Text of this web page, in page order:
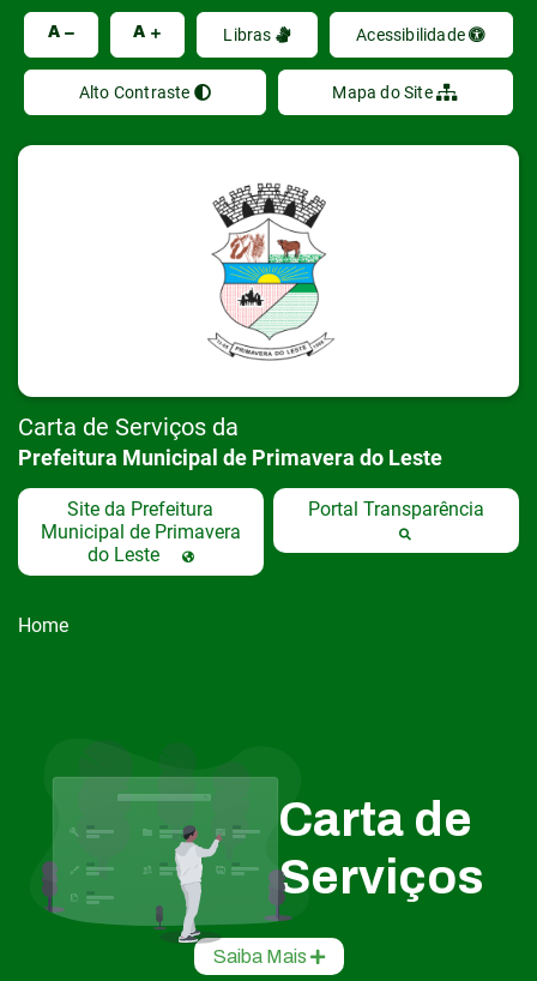
A A Libras Acessibilidade
Alto Contraste Mapa do Site
Carta de Serviços da
Prefeitura Municipal de Primavera do Leste
Site da Prefeitura
Municipal de Primavera
do Leste
Portal Transparência
Home
Carta de
Serviços
Saiba Mais